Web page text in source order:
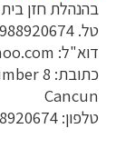
בהנהלת חזן
טל. 52-9988920674
דוא"ל:
כתובת: 8
Cancun
טלפון: 52-9988920674